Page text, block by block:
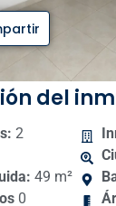
del
2
49 m²
0